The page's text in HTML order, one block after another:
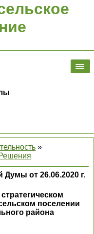
»
Думы от 26.06.2020 г.
поселении
района